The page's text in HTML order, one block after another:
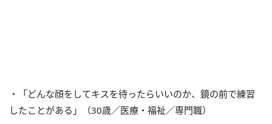
・「どんな顔をしてキスを待ったらいいのか、鏡の前で練習
したことがある」（30歳／医療・福祉／専門職）